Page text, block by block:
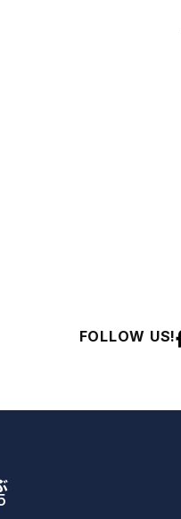
FOLLOW US!